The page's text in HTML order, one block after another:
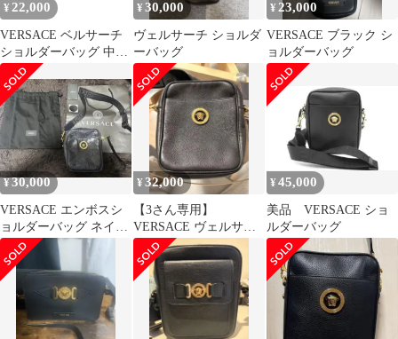
¥ 22,000
VERSACE ベルサーチ
ショルダーバッグ 中破
れ有 メンズ
1011795/IA08626 ブラッ
ク
¥30,000
ヴェルサーチ ショルダ
ーバッグ
¥ 23,000
VERSACE ブラック シ
ョルダーバッグ
¥30,000
VERSACE エンボスシ
ョルダーバッグ ネイビ
ー
¥32,000
【3さん専用】
VERSACE ヴェルサー
チ ショルダーバック
黒
¥45,000
美品 VERSACE ショ
ルダーバッグ